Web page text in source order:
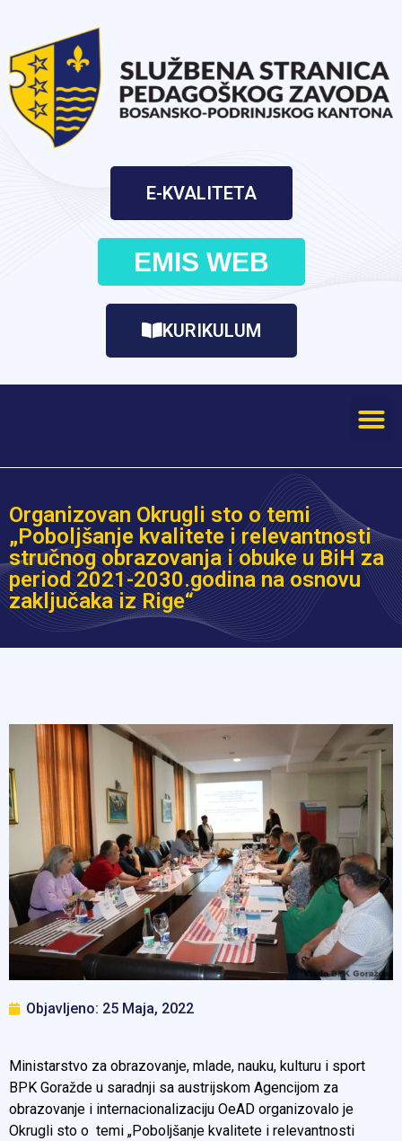
E-KVALITETA
EMIS WEB
KURIKULUM
Organizovan Okrugli sto o temi
„Poboljšanje kvalitete i relevantnosti
stručnog obrazovanja i obuke u BiH za
period 2021-2030.godina na osnovu
zaključaka iz Rige“
Objavljeno: 25 Maja, 2022
Ministarstvo za obrazovanje, mlade, nauku, kulturu i sport
BPK Goražde u saradnji sa austrijskom Agencijom za
obrazovanje i internacionalizaciju OeAD organizovalo je
Okrugli sto o temi „Poboljšanje kvalitete i relevantnosti